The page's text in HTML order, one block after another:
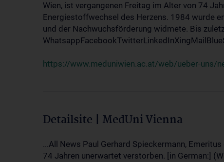
Wien, ist vergangenen Freitag im Alter von 74
Energiestoffwechsel des Herzens. 1984 wurde
und der Nachwuchsförderung widmete. Bis
https://www.meduniwien.ac.at/web/ueber-uns/
Detailsite | MedUni Vienna
...All News Paul Gerhard Spieckermann,
74 Jahren unerwartet verstorben. [in German:]